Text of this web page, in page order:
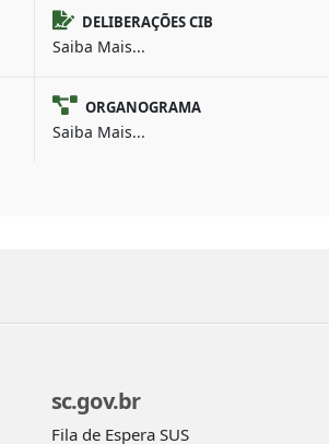
DELIBERAÇÕES CIB
Saiba Mais...
ORGANOGRAMA
Saiba Mais...
sc.gov.br
Fila de Espera SUS